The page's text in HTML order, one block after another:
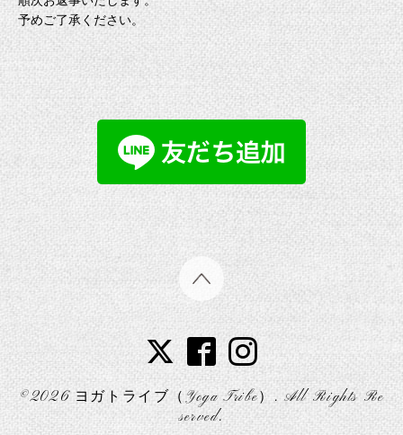
予めご了承ください。
©2026ヨガトライブ（Yoga Tribe） . All Rights Re
served.